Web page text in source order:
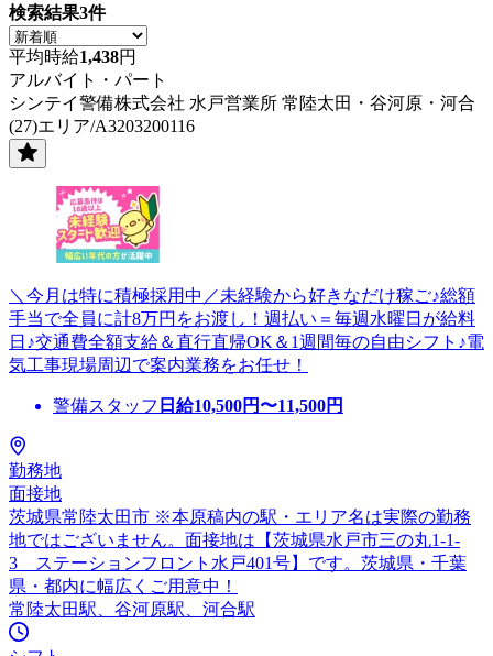
検索結果3件
平均時給1,438円
アルバイト・パート
シンテイ警備株式会社 水戸営業所 常陸太田・谷河原・河合
(27)エリア/A3203200116
＼今月は特に積極採用中／未経験から好きなだけ稼ご♪総額
手当で全員に計8万円をお渡し！週払い＝毎週水曜日が給料
日♪交通費全額支給＆直行直帰OK＆1週間毎の自由シフト♪電
気工事現場周辺で案内業務をお任せ！
警備スタッフ 日給10,500円〜11,500円
勤務地
面接地
茨城県常陸太田市 ※本原稿内の駅・エリア名は実際の勤務
地ではございません。面接地は【茨城県水戸市三の丸1-1-
3 ステーションフロント水戸401号】です。茨城県・千葉
県・都内に幅広くご用意中！
常陸太田駅、谷河原駅、河合駅